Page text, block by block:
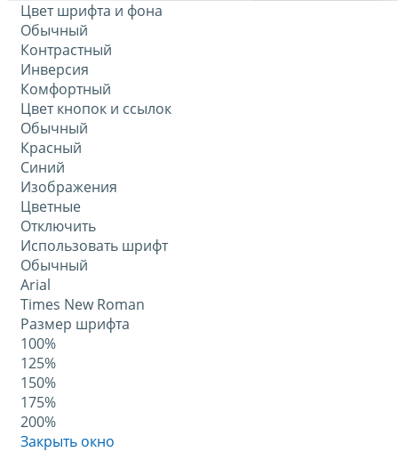
Цвет шрифта и фона
Обычный
Контрастный
Инверсия
Комфортный
Цвет кнопок и ссылок
Обычный
Красный
Синий
Изображения
Цветные
Отключить
Использовать шрифт
Обычный
Arial
Times New Roman
Размер шрифта
100%
125%
150%
175%
200%
Закрыть окно